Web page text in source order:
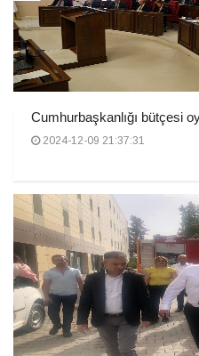
Cumhurbaşkanlığı bütçesi
2024-12-09 21:37:31